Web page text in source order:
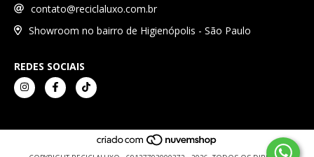
contato@reciclaluxo.com.br
Showroom no bairro de Higienópolis - São Paulo
REDES SOCIAIS